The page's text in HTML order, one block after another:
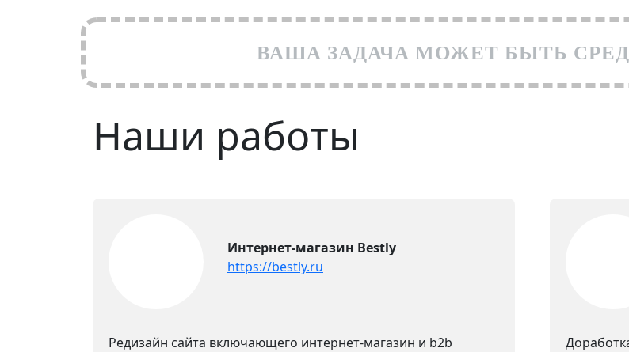
ВАША ЗАДАЧА МОЖЕТ БЫТЬ
Наши работы
Интернет-магазин Bestly
https://bestly.ru
Редизайн сайта включающего интернет-магазин и b2b